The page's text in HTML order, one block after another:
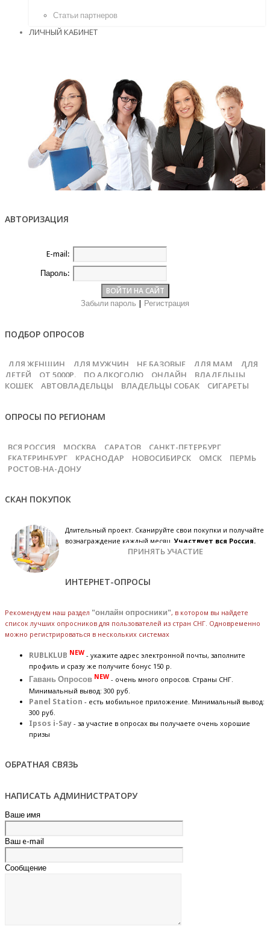
Статьи партнеров
ЛИЧНЫЙ КАБИНЕТ
АВТОРИЗАЦИЯ
E-mail:
Пароль:
Забыли пароль Регистрация
ПОДБОР ОПРОСОВ
ДЛЯ ЖЕНЩИН ДЛЯ МУЖЧИН НЕ БАЗОВЫЕ ДЛЯ МАМ
ДЛЯ
ДЕТЕЙ
ОТ 5000Р. ПО АЛКОГОЛЮ ОНЛАЙН
ВЛАДЕЛЬЦЫ
КОШЕК
АВТОВЛАДЕЛЬЦЫ ВЛАДЕЛЬЦЫ СОБАК СИГАРЕТЫ
ОПРОСЫ ПО РЕГИОНАМ
ВСЯ РОССИЯ МОСКВА САРАТОВ
САНКТ-ПЕТЕРБУРГ
ЕКАТЕРИНБУРГ
КРАСНОДАР НОВОСИБИРСК ОМСК
ПЕРМЬ
РОСТОВ-НА-ДОНУ
СКАН ПОКУПОК
Длительный проект. Сканируйте свои покупки и получайте
вознаграждение каждый месяц.Участвует вся Россия.
ПРИНЯТЬ УЧАСТИЕ
ИНТЕРНЕТ-ОПРОСЫ
Рекомендуем наш раздел "онлайн опросники", в котором вы найдете
список лучших опросников для пользователей из стран СНГ. Одновременно
можно регистрироваться в нескольких системах
RUBLKLUB NEW - укажите адрес электронной почты, заполните
профиль и сразу же получите бонус 150 р.
Гавань Опросов NEW - очень много опросов. Страны СНГ.
Минимальный вывод: 300 руб.
Panel Station - есть мобильное приложение. Минимальный вывод:
300 руб.
Ipsos i-Say - за участие в опросах вы получаете очень хорошие
призы
ОБРАТНАЯ СВЯЗЬ
НАПИСАТЬ АДМИНИСТРАТОРУ
Ваше имя
Ваш e-mail
Сообщение